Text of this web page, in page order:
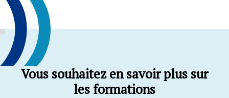
Vous souhaitez en savoir plus sur
les formations